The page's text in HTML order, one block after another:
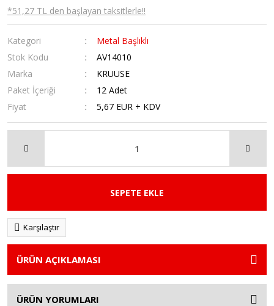
*51,27 TL den başlayan taksitlerle!!
Kategori
Metal Başlıklı
Stok Kodu
AV14010
Marka
KRUUSE
Paket İçeriği
12 Adet
Fiyat
5,67 EUR + KDV
SEPETE EKLE
Karşılaştır
ÜRÜN AÇIKLAMASI
ÜRÜN YORUMLARI